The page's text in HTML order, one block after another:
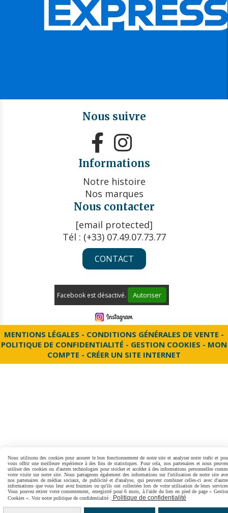
Nous suivre
 
Informations
Notre histoire
Nos marques
Nous contacter
[email protected]
Tél : (+33) 07.49.07.73.77
CONTACT
Facebook est désactivé. Autoriser
MENTIONS LÉGALES
CONDITIONS GÉNÉRALES DE VENTE
POLITIQUE DE CONFIDENTIALITÉ
GESTION COOKIES
MON
COMPTE
CRÉER UN SITE INTERNET
Nous utilisons des cookies pour assurer le bon fonctionnement de notre site et analyser notre trafic et
vous offrir une meilleure expérience à des fins de statistiques. Pour cela, nos partenaires et nous
utiliser des cookies ou d'autres technologies pour stocker et accéder à des informations personnelles
votre visite sur notre site. Nous partageons également des informations sur l'utilisation de notre site
nos partenaires de médias sociaux, de publicité et d'analyse, qui peuvent combiner celles-ci avec
informations que vous leur avez fournies ou qu'ils ont collectées lors de votre utilisation de leurs
Vous pouvez retirer votre consentement, enregistré pour 6 mois, à l'aide du lien en pied de page «
Cookies ». Voir notre politique de confidentialité : Politique de confidentialité